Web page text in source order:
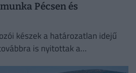
Pécsen és
készek a határozatlan idejű
is nyitottak a